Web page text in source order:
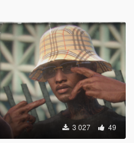
3 027 49